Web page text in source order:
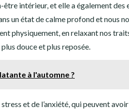
intérieur, et elle a également
un état de calme profond et nous
physiquement, en relaxant nos
douce et plus reposée.
à l'automne ?
et de l’anxiété, qui peuvent